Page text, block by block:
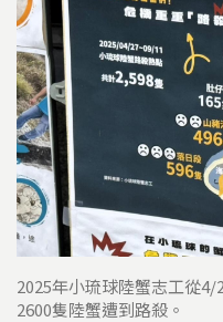
2025年小琉球陸蟹志工從
2600隻陸蟹遭到路殺。